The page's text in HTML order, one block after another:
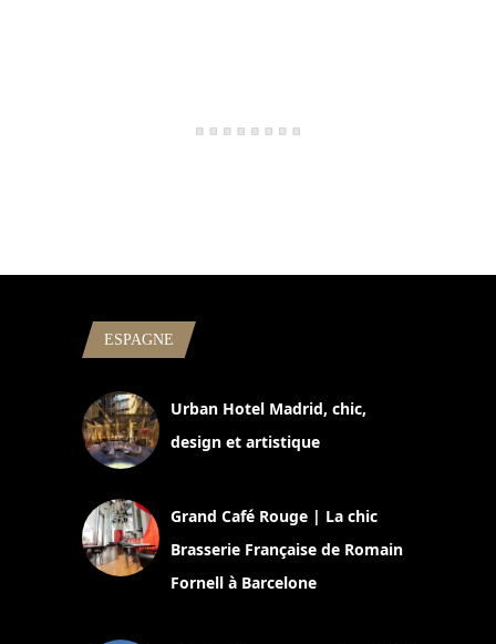
ESPAGNE
Urban Hotel Madrid, chic,
design et artistique
Grand Café Rouge | La chic
Brasserie Française de Romain
Fornell à Barcelone